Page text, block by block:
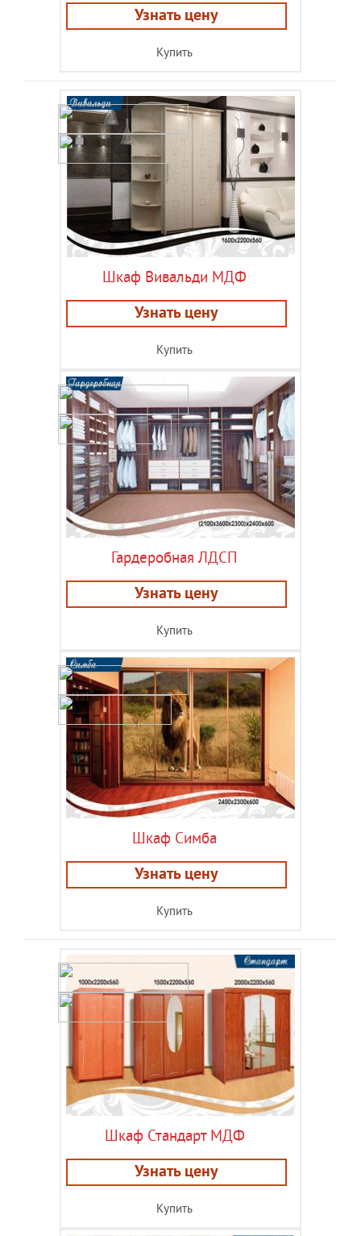
Узнать цену
Купить
Шкаф Вивальди МДФ
Узнать цену
Купить
Гардеробная ЛДСП
Узнать цену
Купить
Шкаф Симба
Узнать цену
Купить
Шкаф Стандарт МДФ
Узнать цену
Купить